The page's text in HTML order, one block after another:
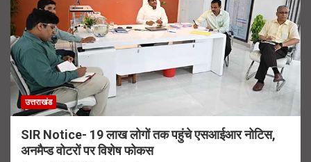
उत्तराखंड
SIR Notice- 19 लाख लोगों तक पहुंचे एसआईआर नोटिस,
अनमैप्ड वोटरों पर विशेष फोकस